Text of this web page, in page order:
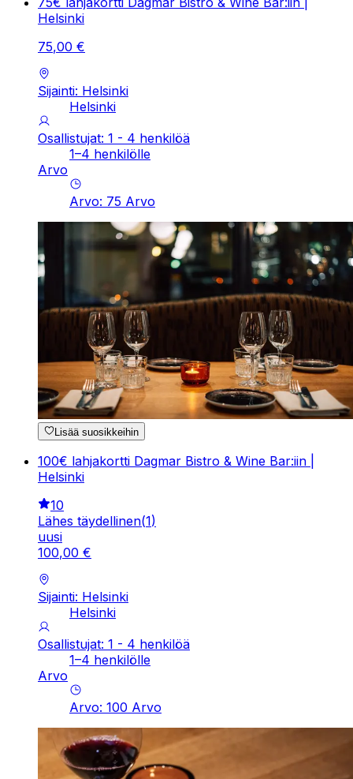
Helsinki
75,00 €
Sijainti: Helsinki
Helsinki
Osallistujat: 1 - 4 henkilöä
1–4 henkilölle
Arvo
Arvo: 75 Arvo
Lisää suosikkeihin
100€ lahjakortti Dagmar Bistro & Wine Bar:iin |
Helsinki
10
Lähes täydellinen(1)
uusi
100,00 €
Sijainti: Helsinki
Helsinki
Osallistujat: 1 - 4 henkilöä
1–4 henkilölle
Arvo
Arvo: 100 Arvo